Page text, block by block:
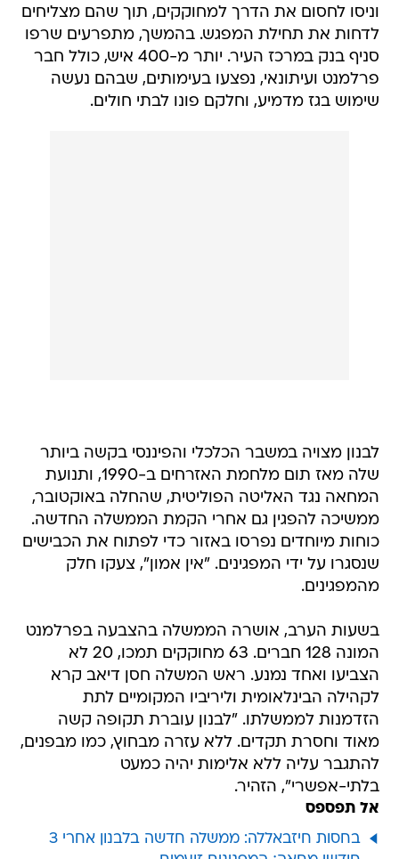
וניסו לחסום את הדרך למחוקקים, תוך שהם מצליחים
לדחות את תחילת המפגש. בהמשך, מתפרעים שרפו
סניף בנק במרכז העיר. יותר מ-400 איש, כולל חבר
פרלמנט ועיתונאי, נפצעו בעימותים, שבהם נעשה
שימוש בגז מדמיע, וחלקם פונו לבתי חולים.
לבנון מצויה במשבר הכלכלי והפיננסי בקשה ביותר
שלה מאז תום מלחמת האזרחים ב-1990, ותנועת
המחאה נגד האליטה הפוליטית, שהחלה באוקטובר,
ממשיכה להפגין גם אחרי הקמת הממשלה החדשה.
כוחות מיוחדים נפרסו באזור כדי לפתוח את הכבישים
שנסגרו על ידי המפגינים. "אין אמון", צעקו חלק
מהמפגינים.
בשעות הערב, אושרה הממשלה בהצבעה בפרלמנט
המונה 128 חברים. 63 מחוקקים תמכו, 20 לא
הצביעו ואחד נמנע. ראש המשלה חסן דיאב קרא
לקהילה הבינלאומית וליריביו המקומיים לתת
הזדמנות לממשלתו. "לבנון עוברת תקופה קשה
מאוד וחסרת תקדים. ללא עזרה מבחוץ, כמו מבפנים,
להתגבר עליה ללא אלימות יהיה כמעט
בלתי-אפשרי", הזהיר.
אל תפספס
בחסות חיזבאללה: ממשלה חדשה בלבנון אחרי 3